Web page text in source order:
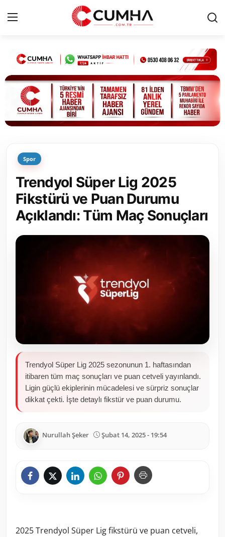
Kurumsal
Cumhurbaşkanlığı
Bakanlıklar
Siyasi Partiler
Yerel Yönetimler
Mülki İdare
Toplum ve Yaşam
Kamu Kurumları ve Üst Kurullar
Spor
Trendyol Süper Lig 2025
Fikstürü ve Puan Durumu
Açıklandı: Tüm Maç Sonuçları
Trendyol Süper Lig 2025 sezonunun 1. haftasından
itibaren tüm maç sonuçları ve puan cetveli yayınlandı.
Ligin güçlü ekiplerinin mücadelesi ve sürpriz sonuçlar
dikkat çekti. İşte detaylı fikstür ve puan durumu.
Nurullah Şeker Şubat 14, 2025 - 19:54
2025 Trendyol Süper Lig fikstürü ve puan cetveli,